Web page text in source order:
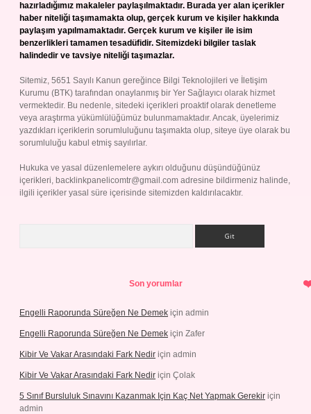
hazırladığımız makaleler paylaşılmaktadır. Burada yer alan içerikler
haber niteliği taşımamakta olup, gerçek kurum ve kişiler hakkında
paylaşım yapılmamaktadır. Gerçek kurum ve kişiler ile isim
benzerlikleri tamamen tesadüfidir. Sitemizdeki bilgiler taslak
halindedir ve tavsiye niteliği taşımazlar.
Sitemiz, 5651 Sayılı Kanun gereğince Bilgi Teknolojileri ve İletişim
Kurumu (BTK) tarafından onaylanmış bir Yer Sağlayıcı olarak hizmet
vermektedir. Bu nedenle, sitedeki içerikleri proaktif olarak denetleme
veya araştırma yükümlülüğümüz bulunmamaktadır. Ancak, üyelerimiz
yazdıkları içeriklerin sorumluluğunu taşımakta olup, siteye üye olarak bu
sorumluluğu kabul etmiş sayılırlar.
Hukuka ve yasal düzenlemelere aykırı olduğunu düşündüğünüz
içerikleri, backlinkpanelicomtr@gmail.com adresine bildirmeniz halinde,
ilgili içerikler yasal süre içerisinde sitemizden kaldırılacaktır.
Son yorumlar
Engelli Raporunda Süreğen Ne Demek için admin
Engelli Raporunda Süreğen Ne Demek için Zafer
Kibir Ve Vakar Arasındaki Fark Nedir için admin
Kibir Ve Vakar Arasındaki Fark Nedir için Çolak
5 Sınıf Bursluluk Sınavını Kazanmak Için Kaç Net Yapmak Gerekir için
admin